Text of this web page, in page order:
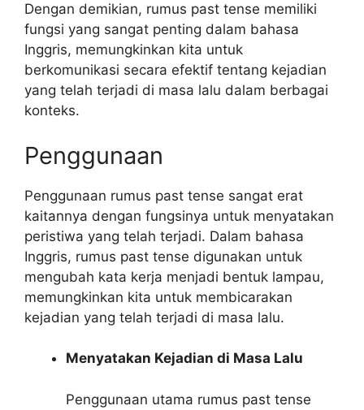
Dengan demikian, rumus past tense memiliki
fungsi yang sangat penting dalam bahasa
Inggris, memungkinkan kita untuk
berkomunikasi secara efektif tentang kejadian
yang telah terjadi di masa lalu dalam berbagai
konteks.
Penggunaan
Penggunaan rumus past tense sangat erat
kaitannya dengan fungsinya untuk menyatakan
peristiwa yang telah terjadi. Dalam bahasa
Inggris, rumus past tense digunakan untuk
mengubah kata kerja menjadi bentuk lampau,
memungkinkan kita untuk membicarakan
kejadian yang telah terjadi di masa lalu.
Menyatakan Kejadian di Masa Lalu
Penggunaan utama rumus past tense